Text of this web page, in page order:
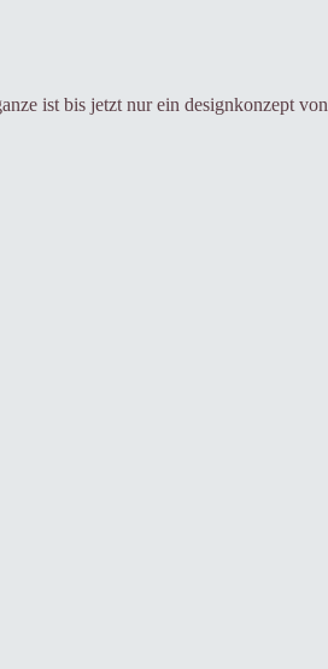
ist bis jetzt nur ein designkonzept von